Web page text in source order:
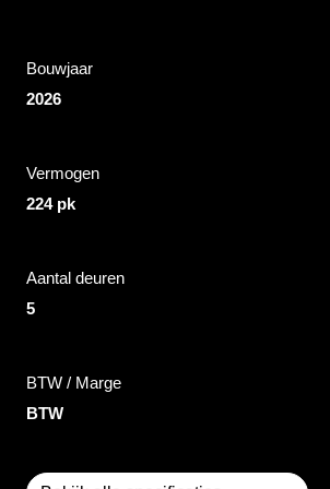
Bouwjaar
2026
Vermogen
224 pk
Aantal deuren
5
BTW / Marge
BTW